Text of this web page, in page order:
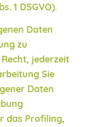
1 DSGVO).
Daten
zu
jederzeit
Sie
Daten
das Profiling,